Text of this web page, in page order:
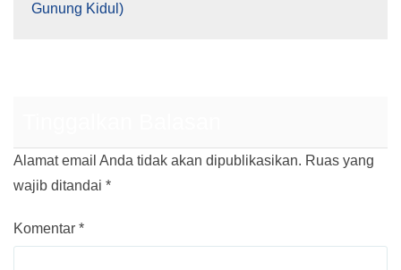
Gunung Kidul)
Alamat email Anda tidak akan dipublikasikan. Ruas yang
wajib ditandai *
Komentar *